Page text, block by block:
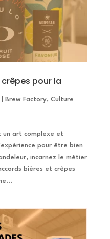
pour la
Brew Factory, Culture
un art complexe et
pour être bien
incarnez le métier
bières et crêpes